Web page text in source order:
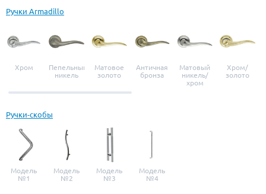
Ручки Armadillo
Хром
Пепельный
никель
Матовое
золото
Античная
бронза
Матовый
никель/
хром
Хром/
золото
Ручки-скобы
Модель
№1
Модель
№2
Модель
№3
Модель
№4